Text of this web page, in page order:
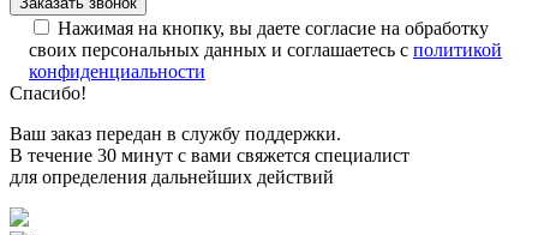
Нажимая на кнопку, вы даете согласие на обработку
своих персональных данных и соглашаетесь с политикой
конфиденциальности
Спасибо!
Ваш заказ передан в службу поддержки.
В течение 30 минут с вами свяжется специалист
для определения дальнейших действий